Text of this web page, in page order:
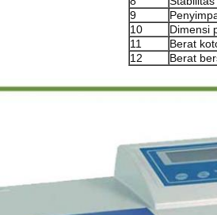
9
10
Dimensi
11
Berat
12
Berat